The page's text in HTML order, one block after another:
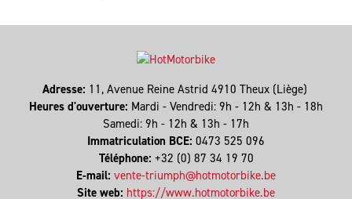
Adresse: 11, Avenue Reine Astrid 4910 Theux (Liège)
Heures d'ouverture: Mardi - Vendredi: 9h - 12h & 13h - 18h
Samedi: 9h - 12h & 13h - 17h
Immatriculation BCE: 0473 525 096
Téléphone: +32 (0) 87 34 19 70
E-mail: vente-triumph@hotmotorbike.be
Site web: https://www.hotmotorbike.be